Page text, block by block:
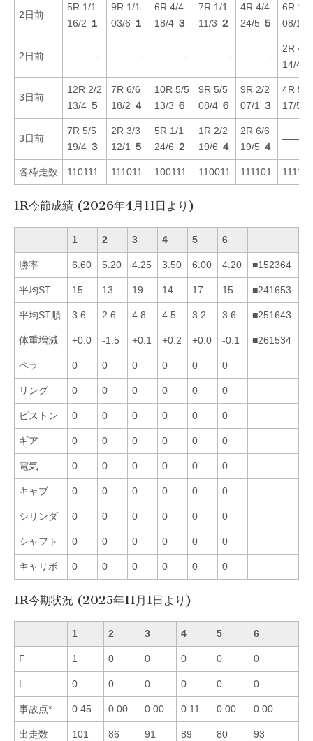
2日前
5R 1/1
16/2 １
9R 1/1
03/6 １
6R 4/4
18/4 ３
7R 1/1
11/3 ２
4R 4/4
24/5 ５
6R 1/1
08/1
2日前 ———- ———- ———- ———- ———-
2R 4/5
14/4
3日前
12R 2/2
13/4 ５
7R 6/6
18/2 ４
10R 5/5
13/3 ６
9R 5/5
08/4 ６
9R 2/2
07/1
３
4R 5/5
17/5
3日前
7R 5/5
19/4 ３
2R 3/3
12/1
５
5R 1/1
24/6 ２
1R 2/2
19/6 ４
2R 6/6
19/5 ４
各枠走数 110111 111011 100111 110011 111101 111110
1R今節成績 (2026年4月11日より)
1 2 3 4 5 6
勝率 6.60 5.20 4.25 3.50 6.00 4.20 ■152364
平均ST 15 13 19 14 17 15 ■241653
平均ST順 3.6 2.6 4.8 4.5 3.2 3.6 ■251643
体重増減 +0.0 -1.5 +0.1 +0.2 +0.0 -0.1 ■261534
ペラ 0 0 0 0 0 0
リング 0 0 0 0 0 0
ピストン 0 0 0 0 0 0
ギア 0 0 0 0 0 0
電気 0 0 0 0 0 0
キャブ 0 0 0 0 0 0
シリンダ 0 0 0 0 0 0
シャフト 0 0 0 0 0 0
キャリボ 0 0 0 0 0 0
1R今期状況 (2025年11月1日より)
1 2 3 4 5 6
F 1 0 0 0 0 0
L 0 0 0 0 0 0
事故点* 0.45 0.00 0.00 0.11 0.00 0.00
出走数 101 86 91 89 80 93